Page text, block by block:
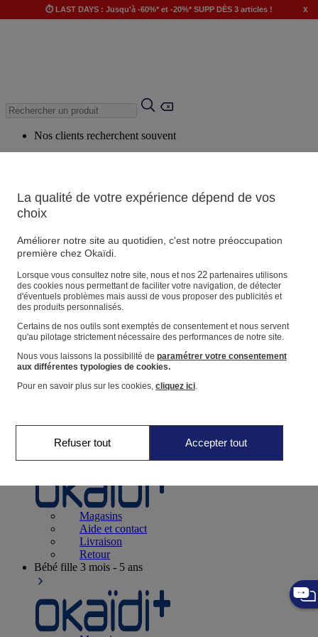
⏱️ LAST DAYS : Jusqu'à -60%* et -20%* SUPP DÈS 3 articles ! x
Nos clients recherchent souvent
Produits suggérés
Voir tous les produits
Magasin
Vos informations personnelles
Suivre une commande
Panier
Favoris
Naissance0-12 mois
Magasins
Aide et contact
Livraison
Retour
Bébé fille 3 mois - 5 ans
La qualité de votre expérience dépend de vos
choix
Améliorer notre site au quotidien, c'est notre préoccupation
première chez Okaïdi.
Lorsque vous consultez notre site, nous et nos 22partenaires utilisons
des cookies nous permettant de faciliter votre navigation, de détecter
d'éventuels problèmes mais aussi de vous proposer des publicités et
des produits personnalisés.
Certains de nos outils sont exemptés de consentement et nous servent
qu'au pilotage strictement nécessaire des performances de notre site.
Nous vous laissons la possibilité de paramétrer votre consentement
aux différentes typologies de cookies.
Pour en savoir plus sur les cookies, cliquez ici.
Refuser tout Accepter tout